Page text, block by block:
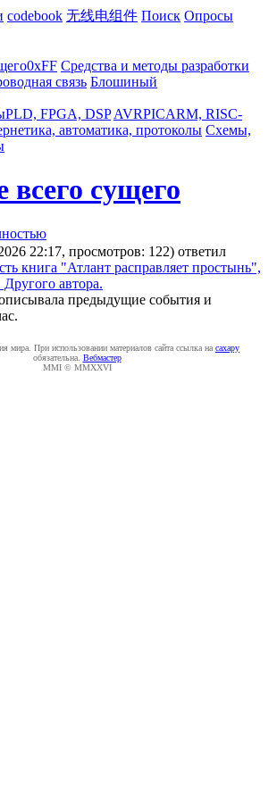
codebook 无线电组件 Поиск Опросы
0xFF Средства и методы разработки
связь Блошиный
PLD, FPGA, DSP AVRPICARM, RISC-
автоматика, протоколы Схемы,
сущего
22:17, просмотров: 122) ответил
книга "Атлант расправляет простынь",
автора.
предыдущие события и
мира. При использовании материалов сайта ссылка на caxapу
обязательна. Вебмастер
MMI © MMXXVI